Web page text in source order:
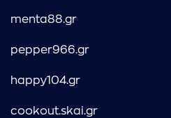
menta88.gr
pepper966.gr
happy104.gr
cookout.skai.gr